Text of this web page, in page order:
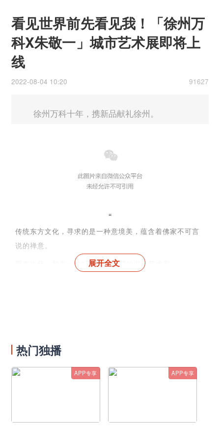
看见世界前先看见我！「徐州万
科X朱敬一」城市艺术展即将上
线
2022-08-04 10:20 91627
徐州万科十年，携新品献礼徐州。
“
传统东方文化，寻求的是一种意境美，蕴含着佛家不可言
说的禅意。
而在当代，却有一位
“不走寻常路”
的书法艺术家
展开全文
热门独播
APP专享 APP专享